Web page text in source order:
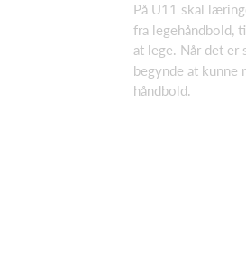
På U11 skal
fra legehåndbold,
at lege. Når det
begynde at
håndbold.